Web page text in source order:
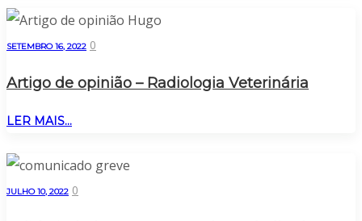
SETEMBRO 16, 2022 0
Artigo de opinião – Radiologia Veterinária
LER MAIS...
JULHO 10, 2022 0